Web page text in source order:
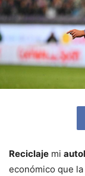
Reciclaje mi
económico que